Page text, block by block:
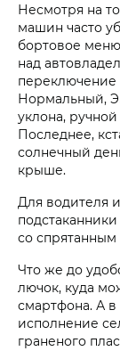
Несмотря на
машин часто
бортовое
над
Нормальный,
уклона,
Последнее,
солнечный
крыше.
Для водителя
со спрятанным
Что же до
лючок, куда
смартфона. А
исполнение
граненого